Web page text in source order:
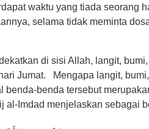
waktu yang tiada seorang
selama tidak meminta
di sisi Allah, langit,
Jumat. Mengapa langit,
benda-benda tersebut
al-Imdad menjelaskan sebagai